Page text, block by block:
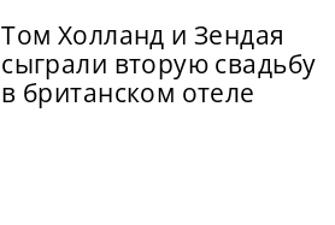
Том Холланд и Зендая
сыграли вторую свадьбу
в британском отеле